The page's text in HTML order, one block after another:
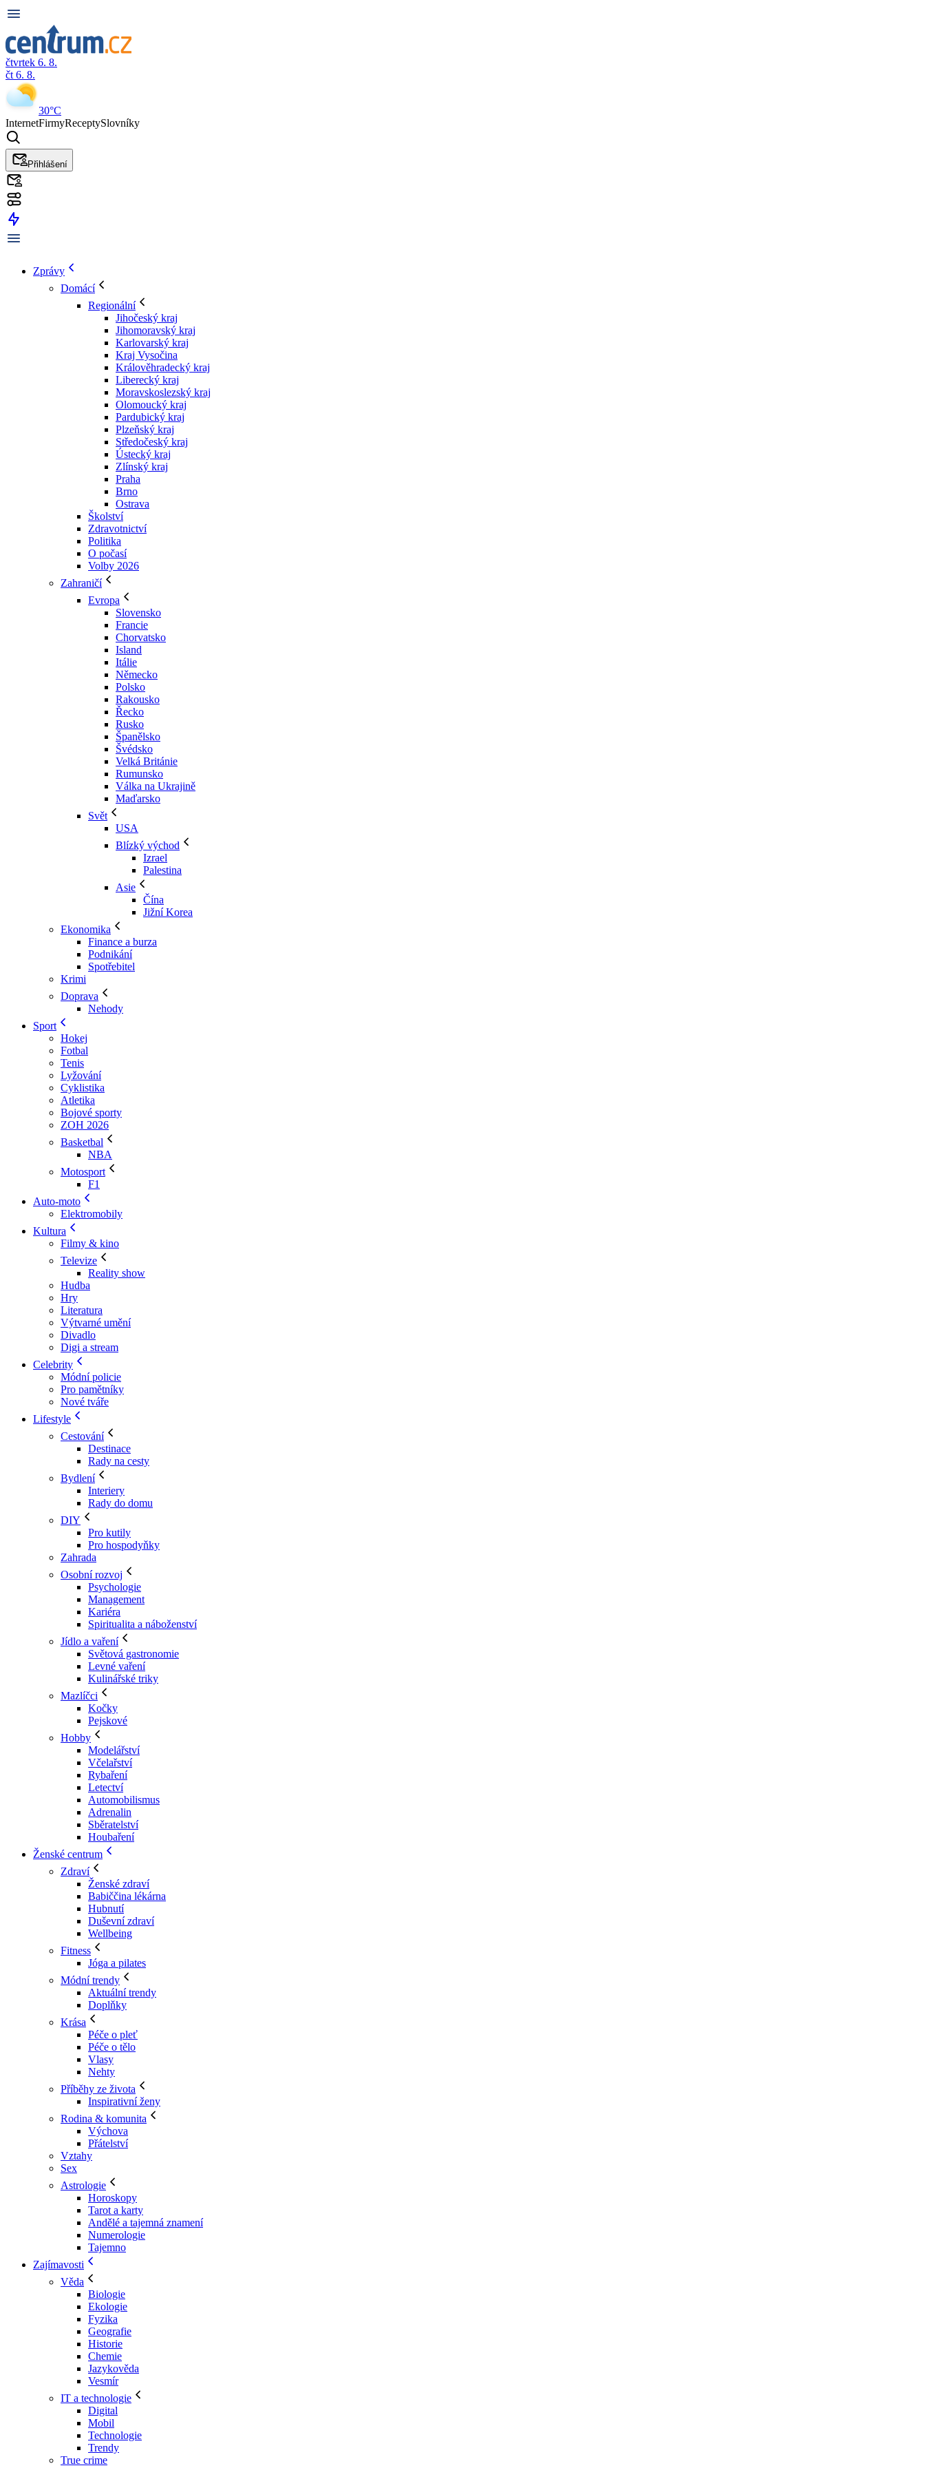
čtvrtek 6. 8.
čt 6. 8.
30°C
InternetFirmyReceptySlovníky
Přihlášení
Zprávy
Domácí
Regionální
Jihočeský kraj
Jihomoravský kraj
Karlovarský kraj
Kraj Vysočina
Králověhradecký kraj
Liberecký kraj
Moravskoslezský kraj
Olomoucký kraj
Pardubický kraj
Plzeňský kraj
Středočeský kraj
Ústecký kraj
Zlínský kraj
Praha
Brno
Ostrava
Školství
Zdravotnictví
Politika
O počasí
Volby 2026
Zahraničí
Evropa
Slovensko
Francie
Chorvatsko
Island
Itálie
Německo
Polsko
Rakousko
Řecko
Rusko
Španělsko
Švédsko
Velká Británie
Rumunsko
Válka na Ukrajině
Maďarsko
Svět
USA
Blízký východ
Izrael
Palestina
Asie
Čína
Jižní Korea
Ekonomika
Finance a burza
Podnikání
Spotřebitel
Krimi
Doprava
Nehody
Sport
Hokej
Fotbal
Tenis
Lyžování
Cyklistika
Atletika
Bojové sporty
ZOH 2026
Basketbal
NBA
Motosport
F1
Auto-moto
Elektromobily
Kultura
Filmy & kino
Televize
Reality show
Hudba
Hry
Literatura
Výtvarné umění
Divadlo
Digi a stream
Celebrity
Módní policie
Pro pamětníky
Nové tváře
Lifestyle
Cestování
Destinace
Rady na cesty
Bydlení
Interiery
Rady do domu
DIY
Pro kutily
Pro hospodyňky
Zahrada
Osobní rozvoj
Psychologie
Management
Kariéra
Spiritualita a náboženství
Jídlo a vaření
Světová gastronomie
Levné vaření
Kulinářské triky
Mazlíčci
Kočky
Pejskové
Hobby
Modelářství
Včelařství
Rybaření
Letectví
Automobilismus
Adrenalin
Sběratelství
Houbaření
Ženské centrum
Zdraví
Ženské zdraví
Babiččina lékárna
Hubnutí
Duševní zdraví
Wellbeing
Fitness
Jóga a pilates
Módní trendy
Aktuální trendy
Doplňky
Krása
Péče o pleť
Péče o tělo
Vlasy
Nehty
Příběhy ze života
Inspirativní ženy
Rodina & komunita
Výchova
Přátelství
Vztahy
Sex
Astrologie
Horoskopy
Tarot a karty
Andělé a tajemná znamení
Numerologie
Tajemno
Zajímavosti
Věda
Biologie
Ekologie
Fyzika
Geografie
Historie
Chemie
Jazykověda
Vesmír
IT a technologie
Digital
Mobil
Technologie
Trendy
True crime